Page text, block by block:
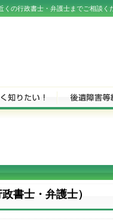
くの行政書士・弁護士までご相談く
書士・弁護士）